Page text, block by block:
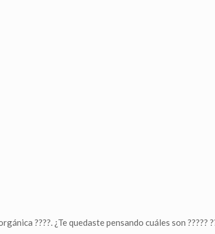
????️. ¿Te quedaste pensando cuáles son ?????